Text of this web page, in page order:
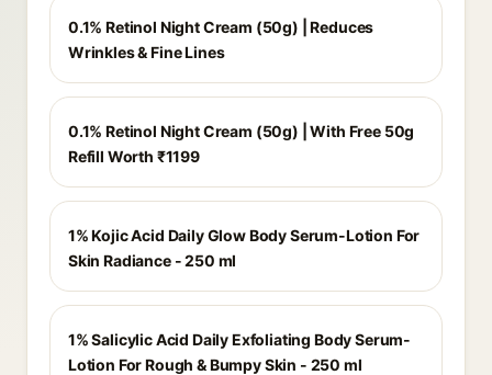
0.1% Retinol Night Cream (50g) | Reduces
Wrinkles & Fine Lines
0.1% Retinol Night Cream (50g) | With Free 50g
Refill Worth ₹1199
1% Kojic Acid Daily Glow Body Serum-Lotion For
Skin Radiance - 250 ml
1% Salicylic Acid Daily Exfoliating Body Serum-
Lotion For Rough & Bumpy Skin - 250 ml